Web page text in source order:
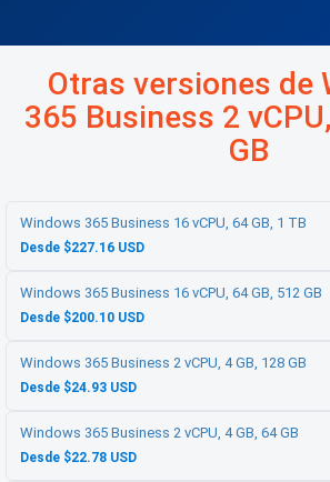
Otras versiones de
365 Business 2
GB
Windows 365 Business 16 vCPU, 64 GB, 1 TB
Desde $227.16 USD
Windows 365 Business 16 vCPU, 64 GB, 512 GB
Desde $200.10 USD
Windows 365 Business 2 vCPU, 4 GB, 128 GB
Desde $24.93 USD
Windows 365 Business 2 vCPU, 4 GB, 64 GB
Desde $22.78 USD